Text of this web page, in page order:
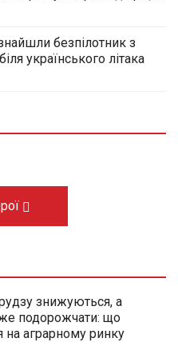
безпілотник з
українського літака
32: у
громади
морпіха Михайла
знижуються, а
подорожчати: що
на аграрному ринку